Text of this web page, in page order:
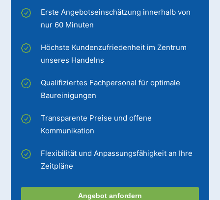
Erste Angebotseinschätzung innerhalb von
nur 60 Minuten
Höchste Kundenzufriedenheit im Zentrum
unseres Handelns
Qualifiziertes Fachpersonal für optimale
Baureinigungen
Transparente Preise und offene
Kommunikation
Flexibilität und Anpassungsfähigkeit an Ihre
Zeitpläne
Angebot anfordern